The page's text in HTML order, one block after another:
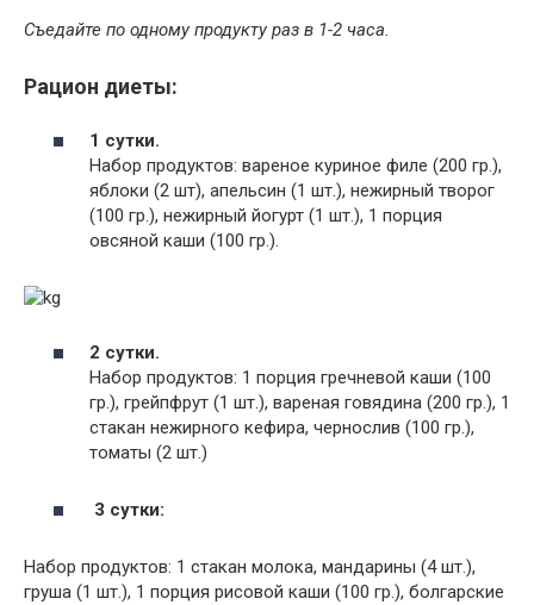
Съедайте по одному продукту раз в 1-2 часа.
Рацион диеты:
1 сутки.
Набор продуктов: вареное куриное филе (200 гр.),
яблоки (2 шт), апельсин (1 шт.), нежирный творог
(100 гр.), нежирный йогурт (1 шт.), 1 порция
овсяной каши (100 гр.).
2 сутки.
Набор продуктов: 1 порция гречневой каши (100
гр.), грейпфрут (1 шт.), вареная говядина (200 гр.), 1
стакан нежирного кефира, чернослив (100 гр.),
томаты (2 шт.)
3 сутки:
Набор продуктов: 1 стакан молока, мандарины (4 шт.),
груша (1 шт.), 1 порция рисовой каши (100 гр.), болгарские